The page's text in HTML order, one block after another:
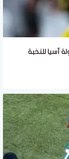
آسيا للنخبة